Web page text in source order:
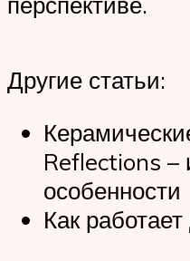
Другие статьи:
Reflections –
особенности
Как работает